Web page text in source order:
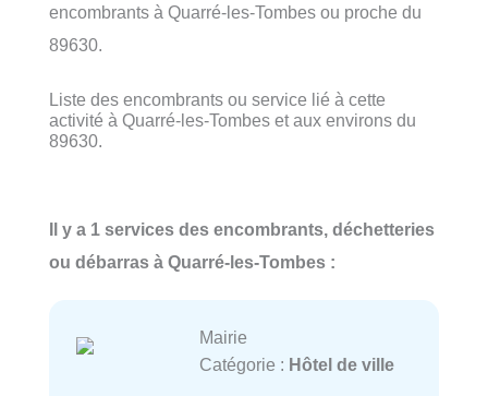
encombrants à Quarré-les-Tombes ou proche du
89630.
Liste des encombrants ou service lié à cette
activité à Quarré-les-Tombes et aux environs du
89630.
Il y a 1 services des encombrants, déchetteries
ou débarras à Quarré-les-Tombes :
Mairie
Catégorie : Hôtel de ville